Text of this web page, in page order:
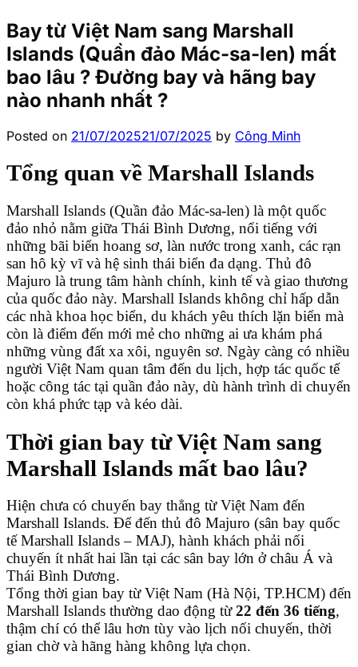
Bay từ Việt Nam sang Marshall
Islands (Quần đảo Mác-sa-len) mất
bao lâu ? Đường bay và hãng bay
nào nhanh nhất ?
Posted on 21/07/202521/07/2025 by Công Minh
Tổng quan về Marshall Islands
Marshall Islands (Quần đảo Mác-sa-len) là một quốc
đảo nhỏ nằm giữa Thái Bình Dương, nổi tiếng với
những bãi biển hoang sơ, làn nước trong xanh, các rạn
san hô kỳ vĩ và hệ sinh thái biển đa dạng. Thủ đô
Majuro là trung tâm hành chính, kinh tế và giao thương
của quốc đảo này. Marshall Islands không chỉ hấp dẫn
các nhà khoa học biển, du khách yêu thích lặn biển mà
còn là điểm đến mới mẻ cho những ai ưa khám phá
những vùng đất xa xôi, nguyên sơ. Ngày càng có nhiều
người Việt Nam quan tâm đến du lịch, hợp tác quốc tế
hoặc công tác tại quần đảo này, dù hành trình di chuyển
còn khá phức tạp và kéo dài.
Thời gian bay từ Việt Nam sang
Marshall Islands mất bao lâu?
Hiện chưa có chuyến bay thẳng từ Việt Nam đến
Marshall Islands. Để đến thủ đô Majuro (sân bay quốc
tế Marshall Islands – MAJ), hành khách phải nối
chuyến ít nhất hai lần tại các sân bay lớn ở châu Á và
Thái Bình Dương.
Tổng thời gian bay từ Việt Nam (Hà Nội, TP.HCM) đến
Marshall Islands thường dao động từ22 đến 36 tiếng,
thậm chí có thể lâu hơn tùy vào lịch nối chuyến, thời
gian chờ và hãng hàng không lựa chọn.